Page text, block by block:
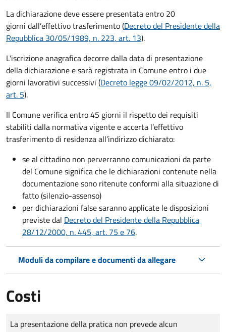
La dichiarazione deve essere presentata entro 20
giorni dall’effettivo trasferimento (Decreto del Presidente della
Repubblica 30/05/1989, n. 223, art. 13).
L'iscrizione anagrafica decorre dalla data di presentazione
della dichiarazione e sarà registrata in Comune entro i due
giorni lavorativi successivi (Decreto legge 09/02/2012, n. 5,
art. 5).
Il Comune verifica entro45 giorni il rispetto dei requisiti
stabiliti dalla normativa vigente e accerta l’effettivo
trasferimento di residenza all’indirizzo dichiarato:
se al cittadino non perverranno comunicazioni da parte
del Comune significa che le dichiarazioni contenute nella
documentazione sono ritenute conformi alla situazione di
fatto (silenzio-assenso)
per dichiarazioni false saranno applicate le disposizioni
previste dal Decreto del Presidente della Repubblica
28/12/2000, n. 445, art. 75 e 76.
Moduli da compilare e documenti da allegare
Costi
Tipo di pagamento
Importo
La presentazione della pratica non prevede alcun